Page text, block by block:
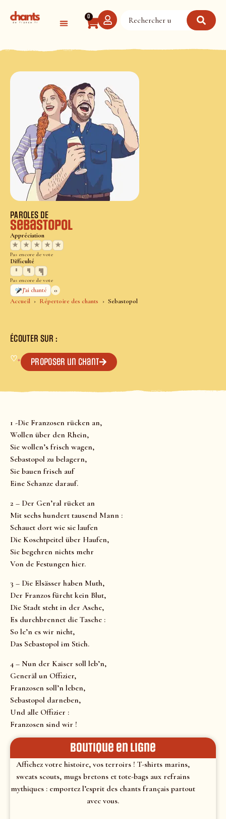
0
Accueil Répertoire des chants Sebastopol
PAROLES DE
Sebastopol
Appréciation
★
★ ★ ★ ★
Pas encore de vote
Difficulté
Pas encore de vote
J’ai chanté
0
ÉCOUTER SUR :
♡+ Proposer un chant
1 -Die Franzosen rücken an,
Wollen über den Rhein,
Sie wollen’s frisch wagen,
Sebastopol zu belagern,
Sie bauen frisch auf
Eine Schanze darauf.
2 – Der Gen’ral rücket an
Mit sechs hundert tausend Mann :
Schauet dort wie sie laufen
Die Koschtpeitel über Haufen,
Sie begehren nichts mehr
Von de Festungen hier.
3 – Die Elsässer haben Muth,
Der Franzos fürcht kein Blut,
Die Stadt steht in der Asche,
Es durchbrennet die Tasche :
So le’n es wir nicht,
Das Sebastopol im Stich.
4 – Nun der Kaiser soll leb’n,
Generäl un Offizier,
Franzosen soll’n leben,
Sebastopol darneben,
Und alle Offizier :
Franzosen sind wir !
Boutique en ligne
Affichez votre histoire, vos terroirs ! T-shirts marins,
sweats scouts, mugs bretons et tote-bags aux refrains
mythiques : emportez l’esprit des chants français partout
avec vous.